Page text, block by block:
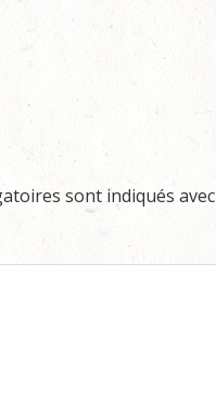
sont indiqués avec